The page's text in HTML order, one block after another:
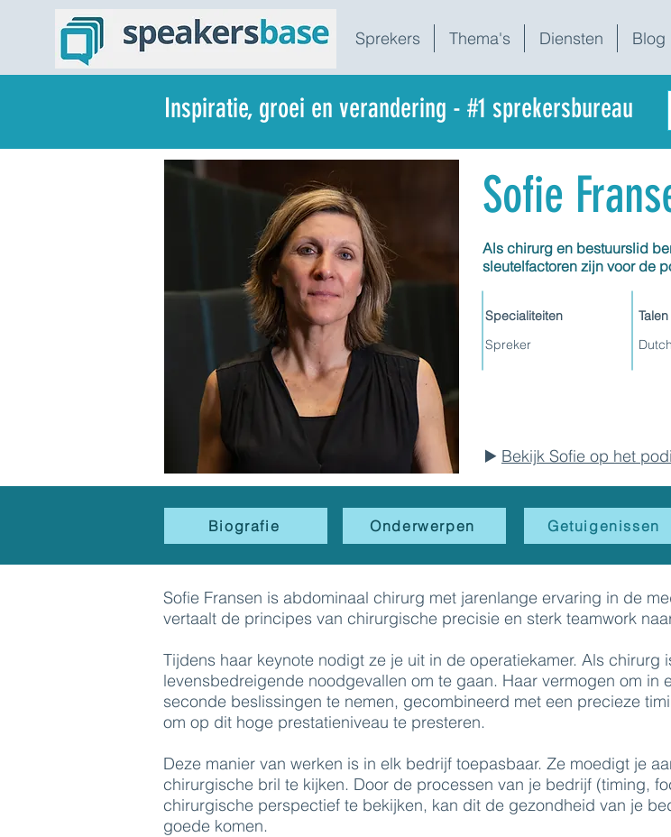
Sprekers Thema's Diensten Blog
Sofie
Als chirurg en bestuurslid
sleutelfactoren zijn voor de
Specialiteiten Talen
Spreker
▶️ Bekijk Sofie op het
Biografie Onderwerpen Getuigenissen
Sofie Fransen is abdominaal chirurg met jarenlange ervaring in de
vertaalt de principes van chirurgische precisie en sterk teamwork
Tijdens haar keynote nodigt ze je uit in de operatiekamer. Als chirurg
levensbedreigende noodgevallen om te gaan. Haar vermogen om in
seconde beslissingen te nemen, gecombineerd met een precieze
om op dit hoge prestatieniveau te presteren.
Deze manier van werken is in elk bedrijf toepasbaar. Ze moedigt je
chirurgische bril te kijken. Door de processen van je bedrijf (timing,
chirurgische perspectief te bekijken, kan dit de gezondheid van je
goede komen.
Inspiratie, groei en verandering - #1 sprekersbureau